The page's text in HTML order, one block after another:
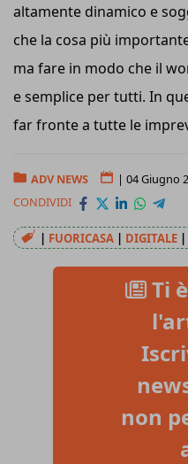
altamente dinamico e
che la cosa più
ma fare in modo che il
e semplice per tutti. In
far fronte a tutte le
ADV NEWS | 04 Giugno
CONDIVIDI
| FUORICASA | DIGITALE |
Ti
non